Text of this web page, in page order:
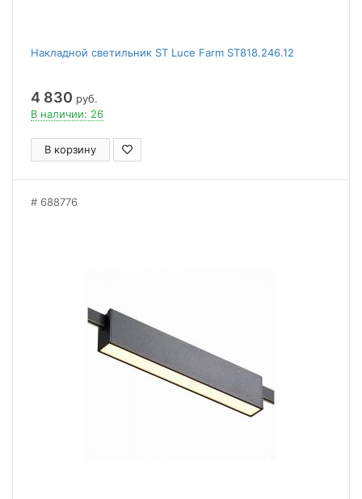
Накладной светильник ST Luce Farm ST818.246.12
4 830 руб.
В наличии: 26
В корзину
688776